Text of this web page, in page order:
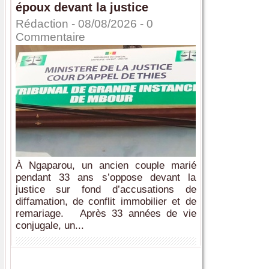
époux devant la justice
Rédaction - 08/08/2026 - 0
Commentaire
À Ngaparou, un ancien couple marié
pendant 33 ans s’oppose devant la
justice sur fond d’accusations de
diffamation, de conflit immobilier et de
remariage. Après 33 années de vie
conjugale, un...